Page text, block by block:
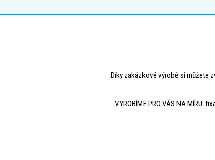
Díky zakázkové výrobě si můžete
VYROBÍME PRO VÁS NA